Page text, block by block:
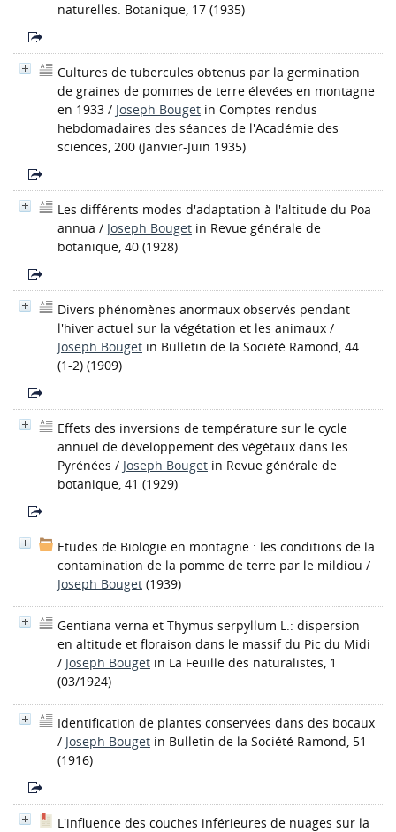
naturelles. Botanique, 17 (1935)
Cultures de tubercules obtenus par la germination
de graines de pommes de terre élevées en montagne
en 1933 / Joseph Bouget in Comptes rendus
hebdomadaires des séances de l'Académie des
sciences, 200 (Janvier-Juin 1935)
Les différents modes d'adaptation à l'altitude du Poa
annua / Joseph Bouget in Revue générale de
botanique, 40 (1928)
Divers phénomènes anormaux observés pendant
l'hiver actuel sur la végétation et les animaux /
Joseph Bouget in Bulletin de la Société Ramond, 44
(1-2) (1909)
Effets des inversions de température sur le cycle
annuel de développement des végétaux dans les
Pyrénées / Joseph Bouget in Revue générale de
botanique, 41 (1929)
Etudes de Biologie en montagne : les conditions de la
contamination de la pomme de terre par le mildiou /
Joseph Bouget (1939)
Gentiana verna et Thymus serpyllum L.: dispersion
en altitude et floraison dans le massif du Pic du Midi
/ Joseph Bouget in La Feuille des naturalistes, 1
(03/1924)
Identification de plantes conservées dans des bocaux
/ Joseph Bouget in Bulletin de la Société Ramond, 51
(1916)
L'influence des couches inférieures de nuages sur la